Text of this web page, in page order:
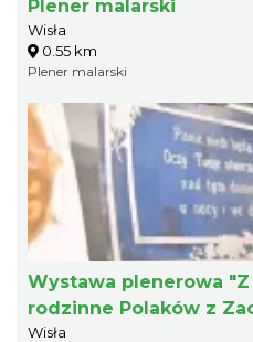
Plener malarski
Wisła
0.55 km
Plener malarski
Wystawa plenerowa
rodzinne Polaków z
Wisła